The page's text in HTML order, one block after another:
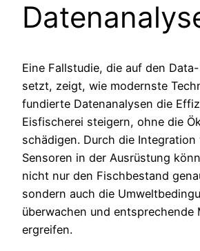
Eine Fallstudie, die auf den
setzt, zeigt, wie modernste
fundierte Datenanalysen die
Eisfischerei steigern, ohne die
schädigen. Durch die Integration
Sensoren in der Ausrüstung
nicht nur den Fischbestand
sondern auch die
überwachen und entsprechende
ergreifen.